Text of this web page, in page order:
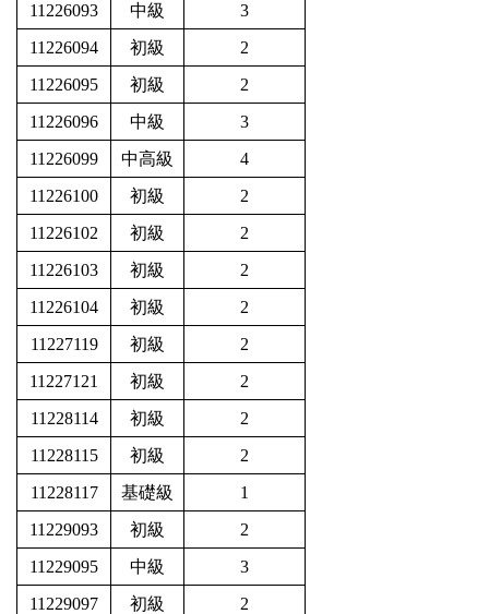
11226093 中級
3
11226094
初級
2
11226095
初級
2
11226096
中級
3
11226099
中高級
4
11226100
初級
2
11226102
初級
2
11226103
初級
2
11226104
初級
2
11227119
初級
2
11227121
初級
2
11228114
初級
2
11228115
初級
2
11228117
基礎級
1
11229093
初級
2
11229095
中級
3
11229097
初級
2